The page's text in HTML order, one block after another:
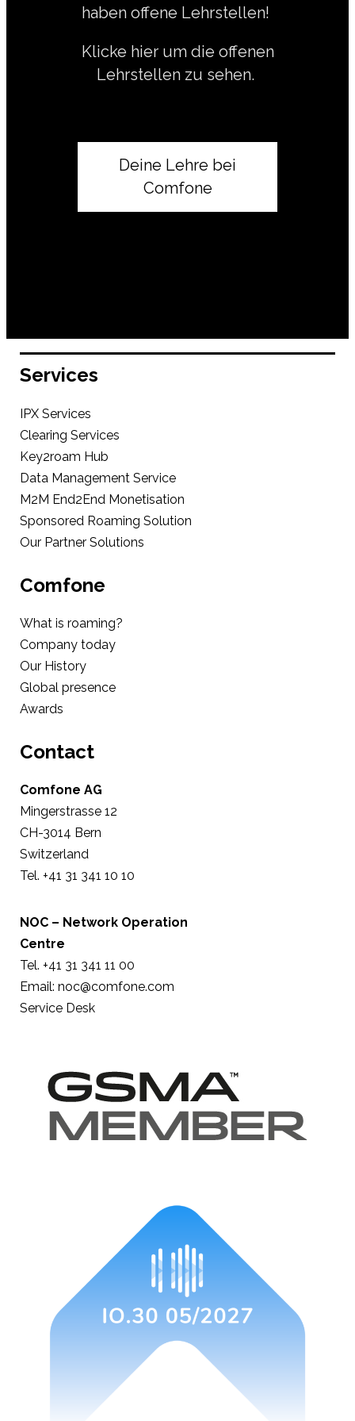
haben offene Lehrstellen!
Klicke hier um die offenen
Lehrstellen zu sehen.
Deine Lehre bei
Comfone
Services
IPX Services
Clearing Services
Key2roam Hub
Data Management Service
M2M End2End Monetisation
Sponsored Roaming Solution
Our Partner Solutions
Comfone
What is roaming?
Company today
Our History
Global presence
Awards
Contact
Comfone AG
Mingerstrasse 12
CH-3014 Bern
Switzerland
Tel. +41 31 341 10 10
NOC – Network Operation
Centre
Tel. +41 31 341 11 00
Email:noc@comfone.com
Service Desk